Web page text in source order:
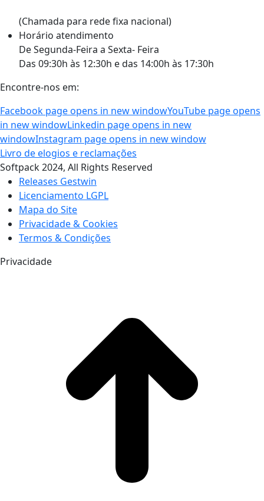
(Chamada para rede fixa nacional)
Horário atendimento
De Segunda-Feira a Sexta- Feira
Das 09:30h às 12:30h e das 14:00h às 17:30h
Encontre-nos em:
Facebook page opens in new windowYouTube page opens
in new windowLinkedin page opens in new
windowInstagram page opens in new window
Livro de elogios e reclamações
Softpack 2024, All Rights Reserved
Releases Gestwin
Licenciamento LGPL
Mapa do Site
Privacidade & Cookies
Termos & Condições
Privacidade